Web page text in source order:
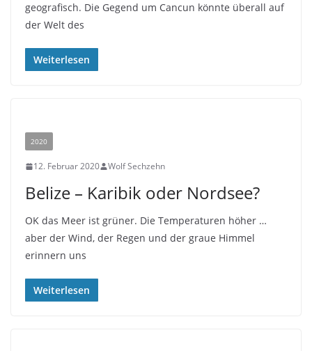
geografisch. Die Gegend um Cancun könnte überall auf
der Welt des
Weiterlesen
2020
12. Februar 2020 Wolf Sechzehn
Belize – Karibik oder Nordsee?
OK das Meer ist grüner. Die Temperaturen höher …
aber der Wind, der Regen und der graue Himmel
erinnern uns
Weiterlesen